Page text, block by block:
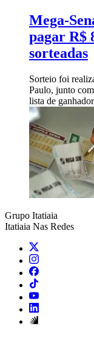
Mega-
pagar R$
sorteadas
Sorteio foi
Paulo, junto
lista de
Grupo Itatiaia
Itatiaia Nas Redes